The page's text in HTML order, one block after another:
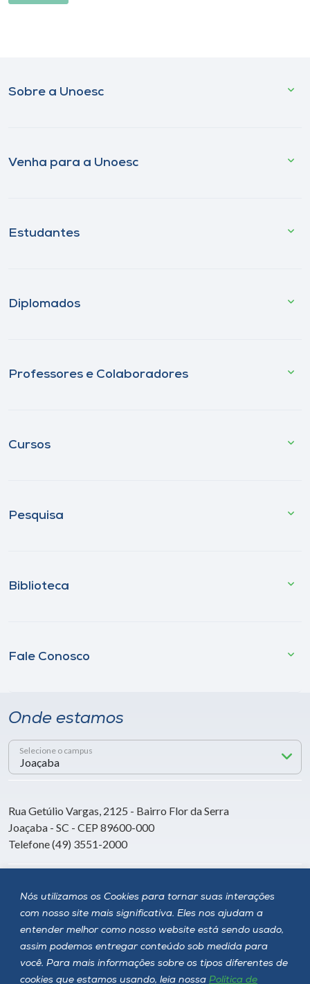
Nós utilizamos os Cookies para tornar suas interações
com nosso site mais significativa. Eles nos ajudam a
entender melhor como nosso website está sendo usado,
assim podemos entregar conteúdo sob medida para
você. Para mais informações sobre os tipos diferentes de
cookies que estamos usando, leia nossa Política de
Sobre a Unoesc
Venha para a Unoesc
Estudantes
Diplomados
Professores e Colaboradores
Cursos
Pesquisa
Biblioteca
Fale Conosco
Onde estamos
Selecione o campus
Rua Getúlio Vargas, 2125 - Bairro Flor da Serra
Joaçaba - SC - CEP 89600-000
Telefone (49) 3551-2000
Siga a Unoesc